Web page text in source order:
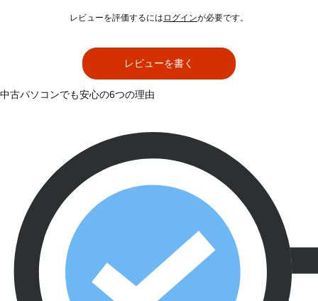
レビューを評価するには ログインが必要です。
レビューを書く
中古パソコンでも安心の6つの理由